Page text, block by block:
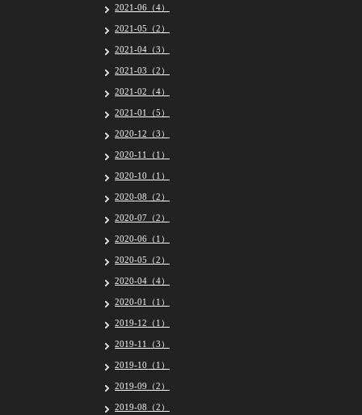
2021-06（4）
2021-05（2）
2021-04（3）
2021-03（2）
2021-02（4）
2021-01（5）
2020-12（3）
2020-11（1）
2020-10（1）
2020-08（2）
2020-07（2）
2020-06（1）
2020-05（2）
2020-04（4）
2020-01（1）
2019-12（1）
2019-11（3）
2019-10（1）
2019-09（2）
2019-08（2）